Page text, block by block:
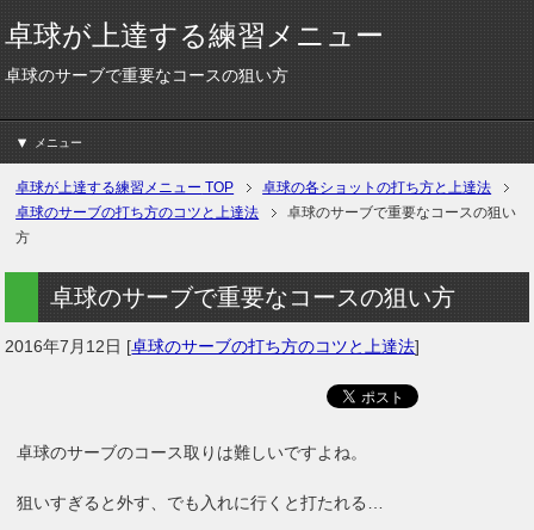
卓球が上達する練習メニュー
卓球のサーブで重要なコースの狙い方
メニュー
卓球が上達する練習メニュー TOP
卓球の各ショットの打ち方と上達法
卓球のサーブの打ち方のコツと上達法
卓球のサーブで重要なコースの狙い
方
卓球のサーブで重要なコースの狙い方
2016年7月12日 [卓球のサーブの打ち方のコツと上達法]
卓球のサーブのコース取りは難しいですよね。
狙いすぎると外す、でも入れに行くと打たれる…